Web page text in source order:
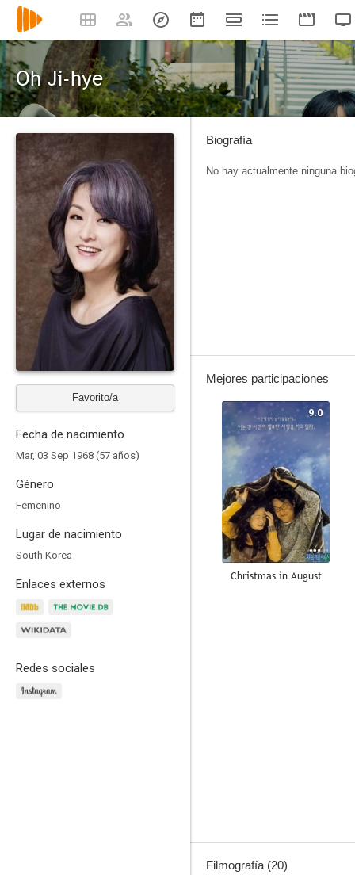
Oh Ji-hye
Favorito/a
Fecha de nacimiento
Mar, 03 Sep 1968 (57 años)
Género
Femenino
Lugar de nacimiento
South Korea
Enlaces externos
Redes sociales
Biografía
No hay actualmente ninguna
Mejores participaciones
9.0
Christmas in August
Filmografía (20)